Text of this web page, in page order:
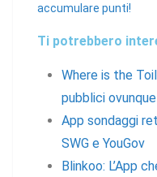
accumulare punti!
Ti potrebbero
Where is the
pubblici ovunque
App sondaggi
SWG e YouGov
Blinkoo: L’App